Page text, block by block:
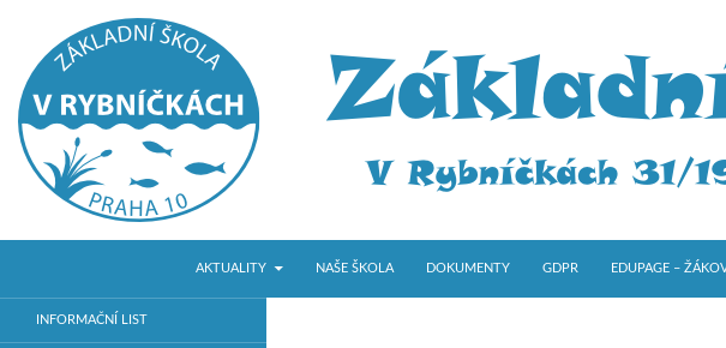
ZŠ V RybníčkáchAKTUALITY
NAŠE ŠKOLA DOKUMENTY GDPR EDUPAGE –
Základní škola v Praze 10
INFORMAČNÍ LIST